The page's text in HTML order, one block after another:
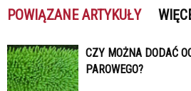
POWIĄZANE ARTYKUŁY
CZY MOŻNA DODAĆ
PAROWEGO?